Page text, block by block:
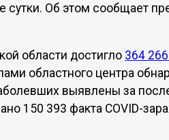
Об этом сообщает
области достигло 364
областного центра
выявлены за
150 393 факта COVID-